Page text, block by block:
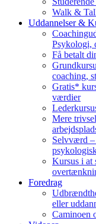
Walk &
Uddannelser &
Psykologi,
Få betalt
coaching,
Gratis*
værdier
Mere
Selvværd –
Kursus i at
Foredrag
eller
Caminoen